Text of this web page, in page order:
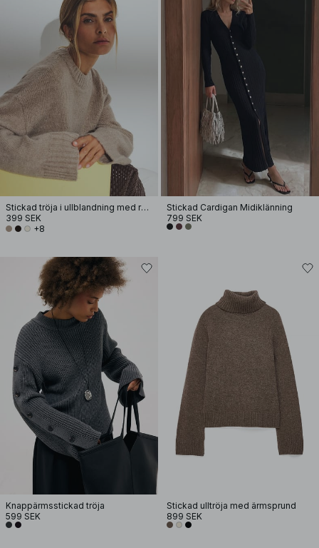
Stickad tröja i ullblandning med rund halsringning
399 SEK
+8
Stickad Cardigan Midiklänning
799 SEK
Knappärmsstickad tröja
599 SEK
Stickad ulltröja med ärmsprund
899 SEK